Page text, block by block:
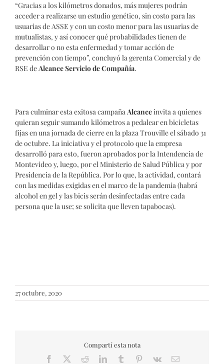
“Gracias a los kilómetros donados, más mujeres podrán
acceder a realizarse un estudio genético, sin costo para las
usuarias de ASSE y con un costo menor para las usuarias de
mutualistas, y así conocer qué probabilidades tienen de
desarrollar o no esta enfermedad y tomar acción de
prevención con tiempo”, concluyó la gerenta Comercial y de
RSE deAlcance Servicio de Compañía.
Para culminar esta exitosa campañaAlcanceinvita a quienes
quieran seguir sumando kilómetros a pedalear en bicicletas
fijas en una jornada de cierre en la plaza Trouville el sábado 31
de octubre. La iniciativa y el protocolo que la empresa
desarrolló para esto, fueron aprobados por la Intendencia de
Montevideo y, luego, por el Ministerio de Salud Pública y por
Presidencia de la República. Por lo que, la actividad, contará
con las medidas exigidas en el marco de la pandemia (habrá
alcohol en gel y las bicis serán desinfectadas entre cada
persona que la use; se solicita que lleven tapabocas).
27 octubre, 2020
Compartí esta nota
Facebook RedditLinkedInTumblr Pinterest
Vk Email